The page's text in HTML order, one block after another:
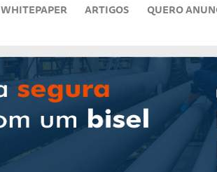
WHITEPAPER ARTIGOS QUERO